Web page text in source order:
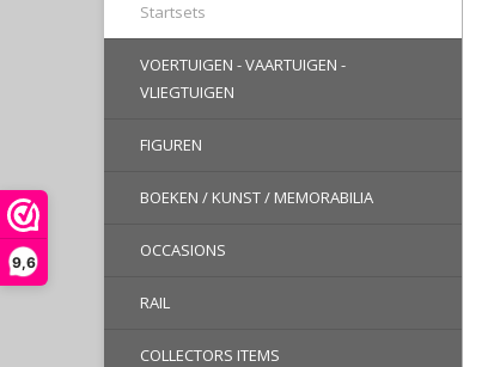
9,6
Startsets
VOERTUIGEN - VAARTUIGEN -
VLIEGTUIGEN
FIGUREN
BOEKEN / KUNST / MEMORABILIA
OCCASIONS
RAIL
COLLECTORS ITEMS